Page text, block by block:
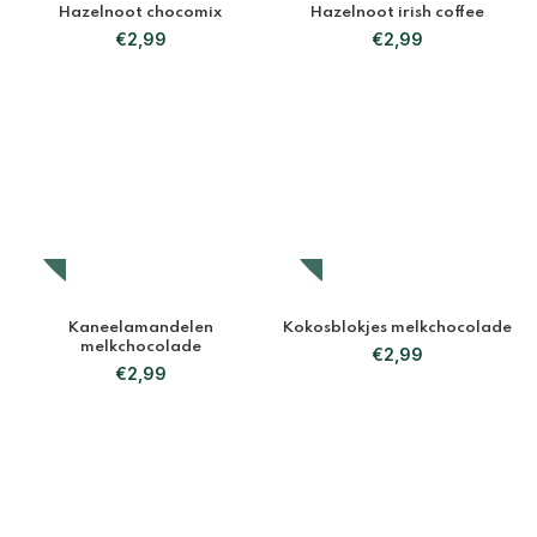
Hazelnoot chocomix
€2,99
Hazelnoot irish coffee
€2,99
Kaneelamandelen
melkchocolade
€2,99
Kokosblokjes melkchocolade
€2,99